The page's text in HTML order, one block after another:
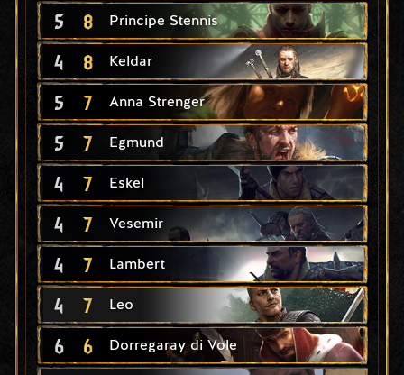
5 8 Principe Stennis
4 8 Keldar
5 7 Anna Strenger
5 7 Egmund
4 7 Eskel
4 7 Vesemir
4 7 Lambert
4 7 Leo
6 6 Dorregaray di Vole